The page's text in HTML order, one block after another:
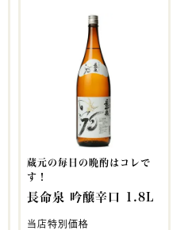
蔵元の毎日の晩酌はコレで
す！
長命泉 吟醸辛口 1.8L
当店特別価格